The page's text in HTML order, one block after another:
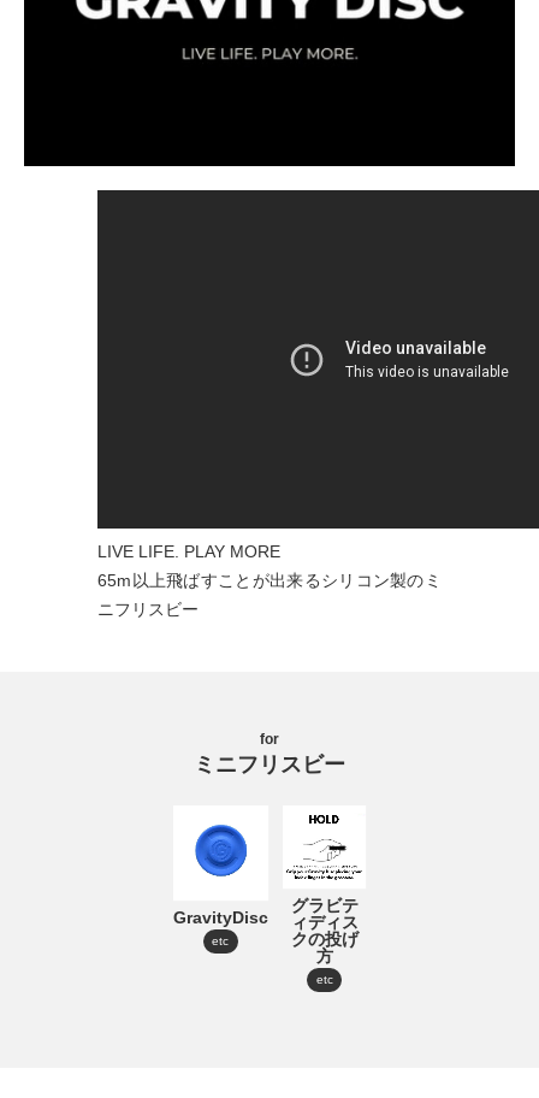
LIVE LIFE. PLAY MORE
65m以上飛ばすことが出来るシリコン製のミ
ニフリスビー
for
ミニフリスビー
GravityDisc
etc
グラビテ
ィディス
クの投げ
方
etc